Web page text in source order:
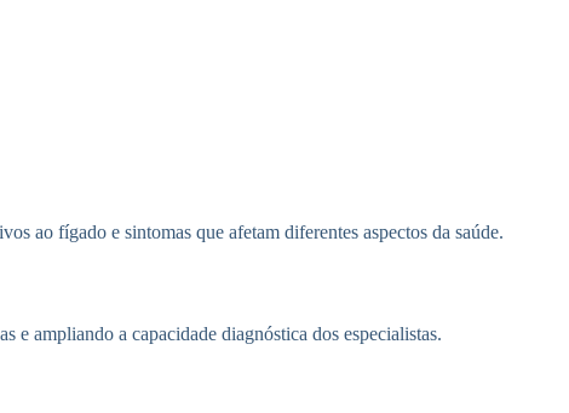
ao fígado e sintomas que afetam diferentes aspectos da saúde.
e ampliando a capacidade diagnóstica dos especialistas.